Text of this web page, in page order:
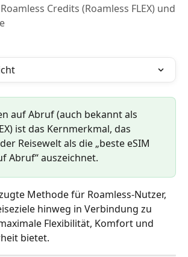
Credits (Roamless FLEX) und
auf Abruf (auch bekannt als
ist das Kernmerkmal, das
Reisewelt als die „beste eSIM
Abruf“ auszeichnet.
Methode für Roamless-Nutzer,
hinweg in Verbindung zu
Flexibilität, Komfort und
bietet.